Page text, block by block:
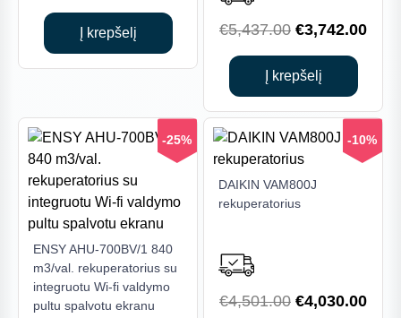
Našumas, m3
100 - 200 (35)
201 - 300 (62)
301 - 400
401 - 500 (40)
501 - 700 (31)
701 - 800 (9)
801 - 900
901 - 1000 (10)
price
was:
€4,222.00.
€3,585.00.
Į krepšelį €5,437.00 Original
price
was:
€5,437.00.
€3,742.00
Į krepšelį
-25%
ENSY AHU-700BV/1 840
m3/val. rekuperatorius su
integruotu Wi-fi valdymo
pultu spalvotu ekranu
-10%
DAIKIN VAM800J
rekuperatorius
€4,501.00 Original
€4,030.00